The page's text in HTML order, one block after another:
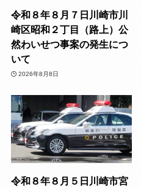
令和８年８月７日川崎市川
崎区昭和２丁目（路上）公
然わいせつ事案の発生につ
いて
2026年8月8日
令和８年８月５日川崎市宮